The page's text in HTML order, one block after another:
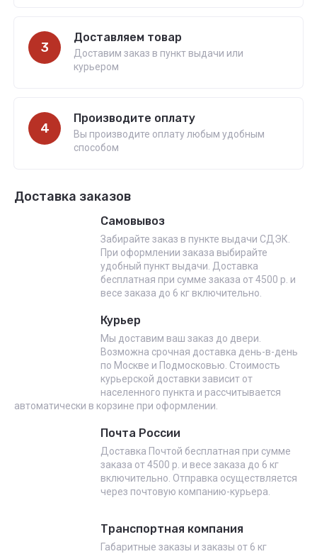
3
Доставляем товар
Доставим заказ в пункт выдачи или
курьером
4
Производите оплату
Вы производите оплату любым удобным
способом
Доставка заказов
Самовывоз
Забирайте заказ в пункте выдачи СДЭК.
При оформлении заказа выбирайте
удобный пункт выдачи. Доставка
бесплатная при сумме заказа от 4500 р. и
весе заказа до 6 кг включительно.
Курьер
Мы доставим ваш заказ до двери.
Возможна срочная доставка день-в-день
по Москве и Подмосковью. Стоимость
курьерской доставки зависит от
населенного пункта и рассчитывается
автоматически в корзине при оформлении.
Почта России
Доставка Почтой бесплатная при сумме
заказа от 4500 р. и весе заказа до 6 кг
включительно. Отправка осуществляется
через почтовую компанию-курьера.
Транспортная компания
Габаритные заказы и заказы от 6 кг